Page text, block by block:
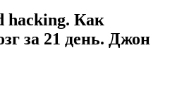
hacking. Как
за 21 день. Джон